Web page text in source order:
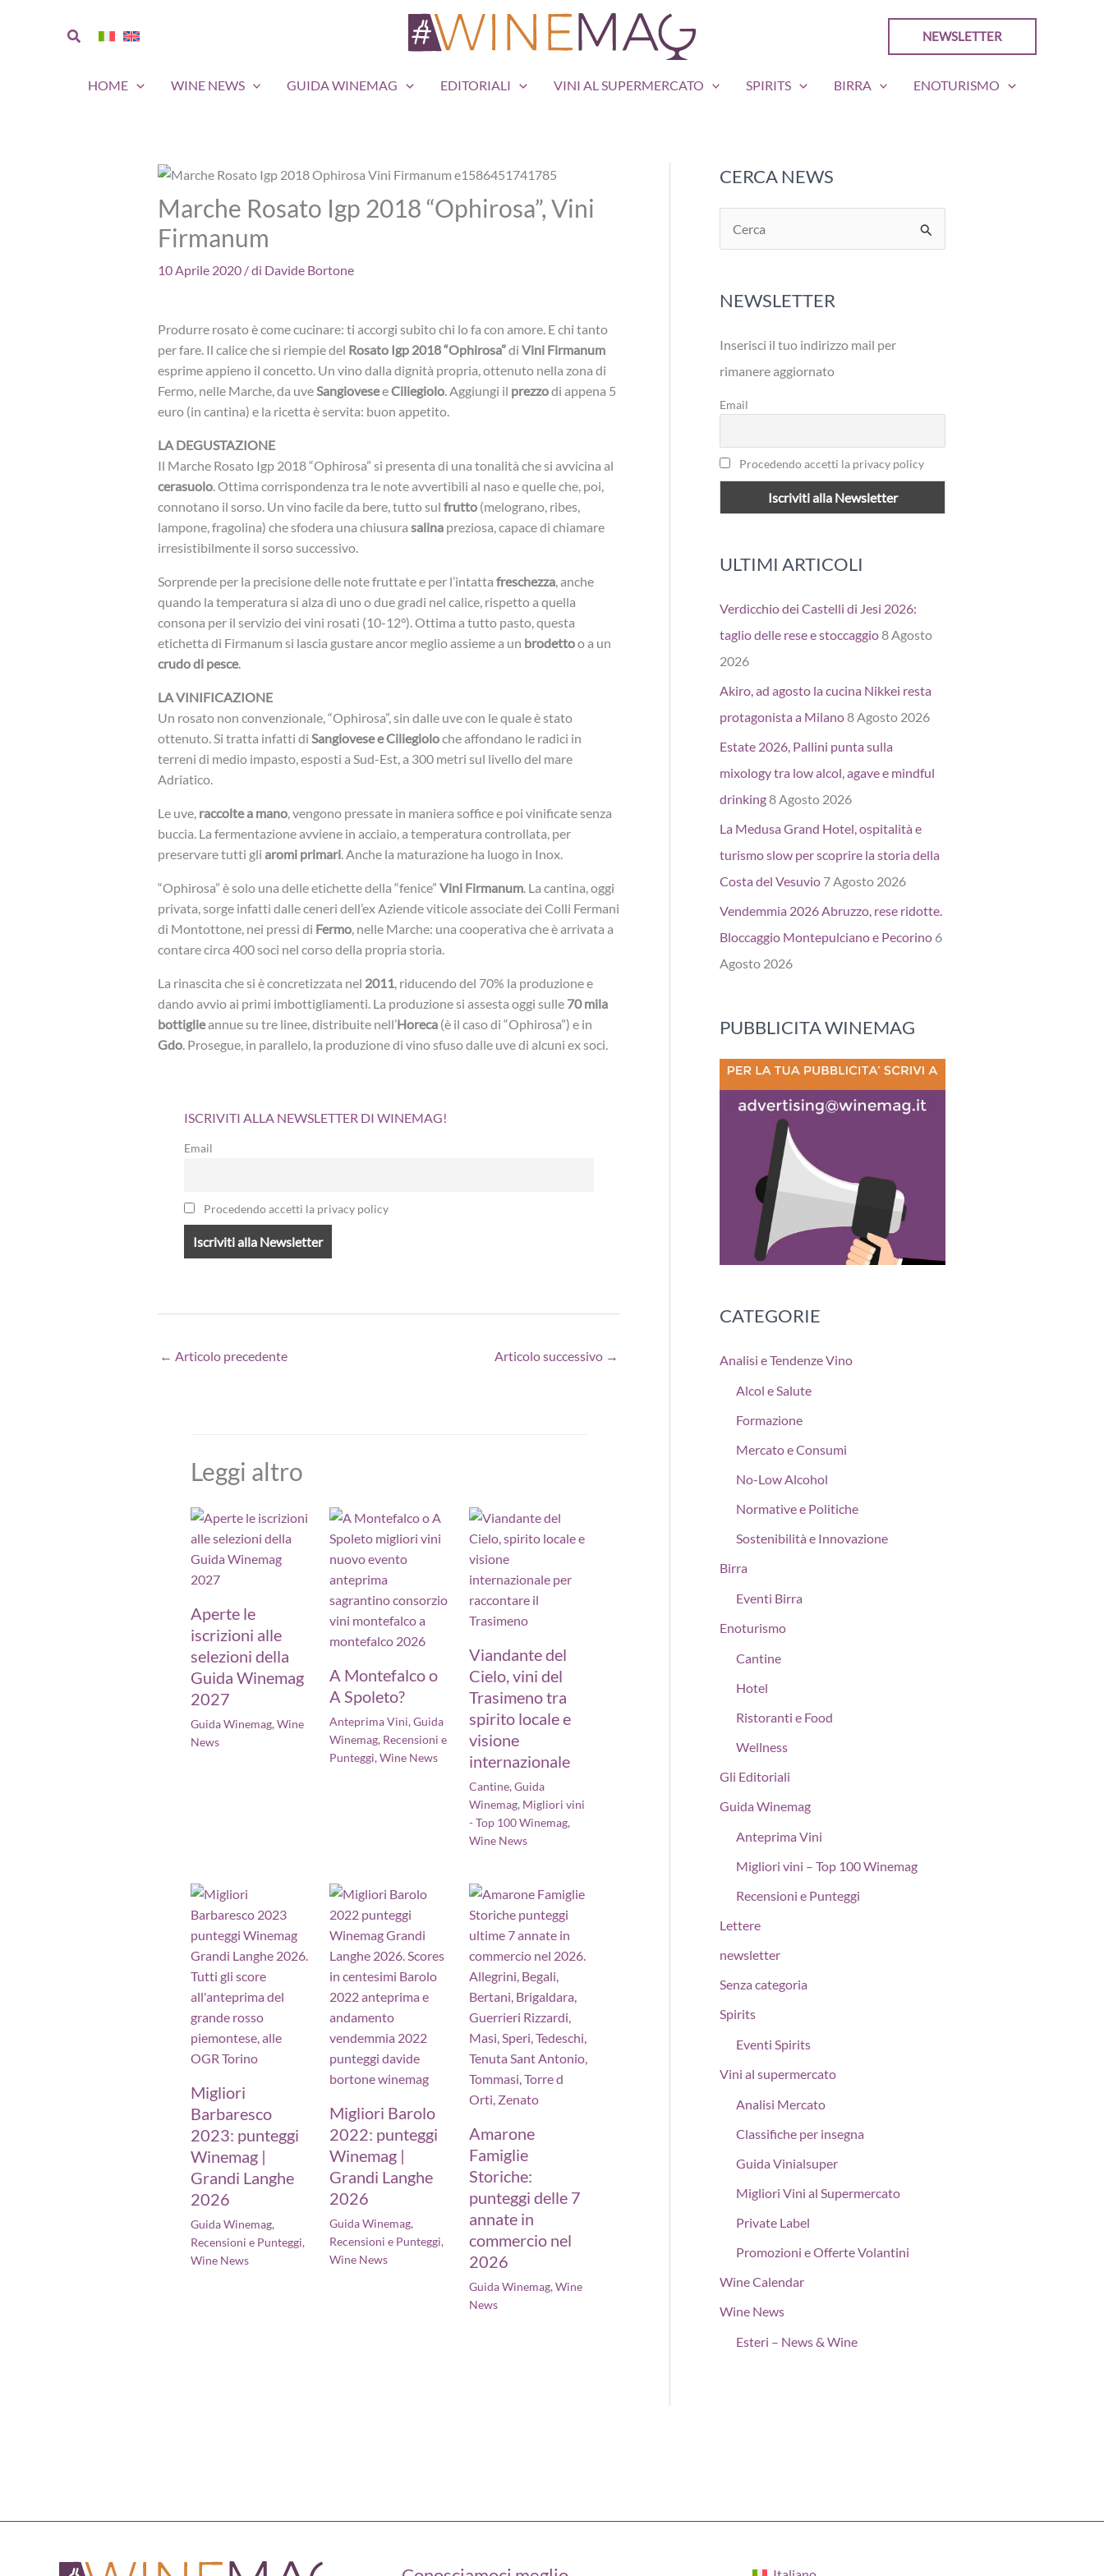
Cerca NEWSLETTER
HOME WINE NEWS GUIDA WINEMAG EDITORIALI VINI AL SUPERMERCATO SPIRITS BIRRA ENOTURISMO
Marche Rosato Igp 2018 “Ophirosa”, Vini
Firmanum
10 Aprile 2020 / di Davide Bortone
Produrre rosato è come cucinare: ti accorgi subito chi lo fa con amore. E chi tanto
per fare. Il calice che si riempie del Rosato Igp 2018 “Ophirosa”di Vini Firmanum
esprime appieno il concetto. Un vino dalla dignità propria, ottenuto nella zona di
Fermo, nelle Marche, da uveSangioveseeCiliegiolo. Aggiungi il prezzodi appena 5
euro (in cantina) e la ricetta è servita: buon appetito.
LA DEGUSTAZIONE
Il Marche Rosato Igp 2018 “Ophirosa” si presenta di una tonalità che si avvicina al
cerasuolo. Ottima corrispondenza tra le note avvertibili al naso e quelle che, poi,
connotano il sorso. Un vino facile da bere, tutto sul frutto (melograno, ribes,
lampone, fragolina) che sfodera una chiusura salina preziosa, capace di chiamare
irresistibilmente il sorso successivo.
Sorprende per la precisione delle note fruttate e per l’intatta freschezza, anche
quando la temperatura si alza di uno o due gradi nel calice, rispetto a quella
consona per il servizio dei vini rosati (10-12°). Ottima a tutto pasto, questa
etichetta di Firmanum si lascia gustare ancor meglio assieme a un brodettoo a un
crudo di pesce.
LA VINIFICAZIONE
Un rosato non convenzionale, “Ophirosa”, sin dalle uve con le quale è stato
ottenuto. Si tratta infatti di Sangiovese e Ciliegioloche affondano le radici in
terreni di medio impasto, esposti a Sud-Est, a 300 metri sul livello del mare
Adriatico.
Le uve, raccolte a mano, vengono pressate in maniera soffice e poi vinificate senza
buccia. La fermentazione avviene in acciaio, a temperatura controllata, per
preservare tutti gli aromi primari. Anche la maturazione ha luogo in Inox.
“Ophirosa” è solo una delle etichette della “fenice” Vini Firmanum. La cantina, oggi
privata, sorge infatti dalle ceneri dell’ex Aziende viticole associate dei Colli Fermani
di Montottone, nei pressi di Fermo, nelle Marche: una cooperativa che è arrivata a
contare circa 400 soci nel corso della propria storia.
La rinascita che si è concretizzata nel 2011, riducendo del 70% la produzione e
dando avvio ai primi imbottigliamenti. La produzione si assesta oggi sulle 70 mila
bottiglieannue su tre linee, distribuite nell’Horeca (è il caso di “Ophirosa”) e in
Gdo. Prosegue, in parallelo, la produzione di vino sfuso dalle uve di alcuni ex soci.
ISCRIVITI ALLA NEWSLETTER DI WINEMAG!
Email
Procedendo accetti la privacy policy
← Articolo precedente Articolo successivo →
Leggi altro
Aperte le
iscrizioni alle
selezioni della
Guida Winemag
2027
Guida Winemag,Wine
News
A Montefalco o
A Spoleto?
Anteprima Vini,Guida
Winemag, Recensioni e
Punteggi,Wine News
Viandante del
Cielo, vini del
Trasimeno tra
spirito locale e
visione
internazionale
Cantine,Guida
Winemag, Migliori vini
- Top 100 Winemag,
Wine News
Migliori
Barbaresco
2023: punteggi
Winemag |
Grandi Langhe
2026
Guida Winemag,
Recensioni e Punteggi,
Wine News
Migliori Barolo
2022: punteggi
Winemag |
Grandi Langhe
2026
Guida Winemag,
Recensioni e Punteggi,
Wine News
Amarone
Famiglie
Storiche:
punteggi delle 7
annate in
commercio nel
2026
Guida Winemag,Wine
News
CERCA NEWS
e
c
:
NEWSLETTER
Inserisci il tuo indirizzo mail per
rimanere aggiornato
Email
Procedendo accetti la privacy policy
ULTIMI ARTICOLI
Verdicchio dei Castelli di Jesi 2026:
taglio delle rese e stoccaggio8 Agosto
2026
Akiro, ad agosto la cucina Nikkei resta
protagonista a Milano8 Agosto 2026
Estate 2026, Pallini punta sulla
mixology tra low alcol, agave e mindful
drinking8 Agosto 2026
La Medusa Grand Hotel, ospitalità e
turismo slow per scoprire la storia della
Costa del Vesuvio 7 Agosto 2026
Vendemmia 2026 Abruzzo, rese ridotte.
Bloccaggio Montepulciano e Pecorino 6
Agosto 2026
PUBBLICITA WINEMAG
CATEGORIE
Analisi e Tendenze Vino
Alcol e Salute
Formazione
Mercato e Consumi
No-Low Alcohol
Normative e Politiche
Sostenibilità e Innovazione
Birra
Eventi Birra
Enoturismo
Cantine
Hotel
Ristoranti e Food
Wellness
Gli Editoriali
Guida Winemag
Anteprima Vini
Migliori vini – Top 100 Winemag
Recensioni e Punteggi
Lettere
newsletter
Senza categoria
Spirits
Eventi Spirits
Vini al supermercato
Analisi Mercato
Classifiche per insegna
Guida Vinialsuper
Migliori Vini al Supermercato
Private Label
Promozioni e Offerte Volantini
Wine Calendar
Wine News
Esteri – News & Wine